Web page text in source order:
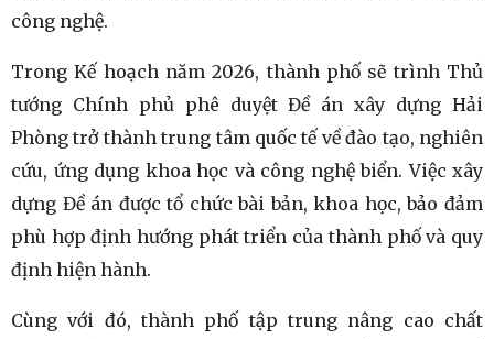
công nghệ.
Trong Kế hoạch năm 2026, thành phố sẽ trình Thủ
tướng Chính phủ phê duyệt Đề án xây dựng Hải
Phòng trở thành trung tâm quốc tế về đào tạo, nghiên
cứu, ứng dụng khoa học và công nghệ biển. Việc xây
dựng Đề án được tổ chức bài bản, khoa học, bảo đảm
phù hợp định hướng phát triển của thành phố và quy
định hiện hành.
Cùng với đó, thành phố tập trung nâng cao chất